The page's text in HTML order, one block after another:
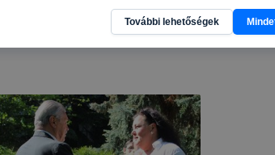
felmérésével, hogy a honlap melyik
így megtudhatjuk, hogyan
ha ismét meglátogatja oldalunkat,
automatikusan elfogadja a
Felhívjuk figyelmét, hogy mivel a
és folyamatainak megkönnyítése
További lehetőségek